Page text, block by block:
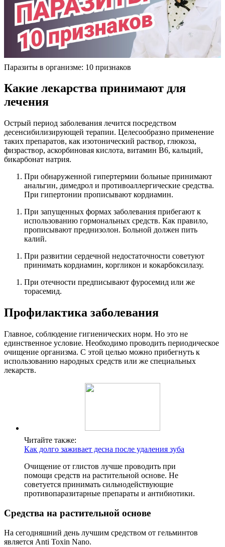
Паразиты в организме: 10 признаков
Какие лекарства принимают для
лечения
Острый период заболевания лечится посредством
десенсибилизирующей терапии. Целесообразно применение
таких препаратов, как изотонический раствор, глюкоза,
физраствор, аскорбиновая кислота, витамин В6, кальций,
бикарбонат натрия.
При обнаруженной гипертермии больные принимают
анальгин, димедрол и противоаллергические средства.
При гипертонии прописывают кордиамин.
При запущенных формах заболевания прибегают к
использованию гормональных средств. Как правило,
прописывают преднизолон. Больной должен пить
калий.
При развитии сердечной недостаточности советуют
принимать кордиамин, коргликон и кокарбоксилазу.
При отечности предписывают фуросемид или же
торасемид.
Профилактика заболевания
Главное, соблюдение гигиенических норм. Но это не
единственное условие. Необходимо проводить периодическое
очищение организма. С этой целью можно прибегнуть к
использованию народных средств или же специальных
лекарств.
Читайте также:
Как долго заживает десна после удаления зуба
Очищение от глистов лучше проводить при
помощи средств на растительной основе. Не
советуется принимать сильнодействующие
противопаразитарные препараты и антибиотики.
Средства на растительной основе
На сегодняшний день лучшим средством от гельминтов
является Anti Toxin Nano.